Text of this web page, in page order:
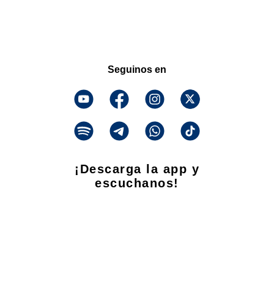
Seguinos en
¡Descarga la app y
escuchanos!